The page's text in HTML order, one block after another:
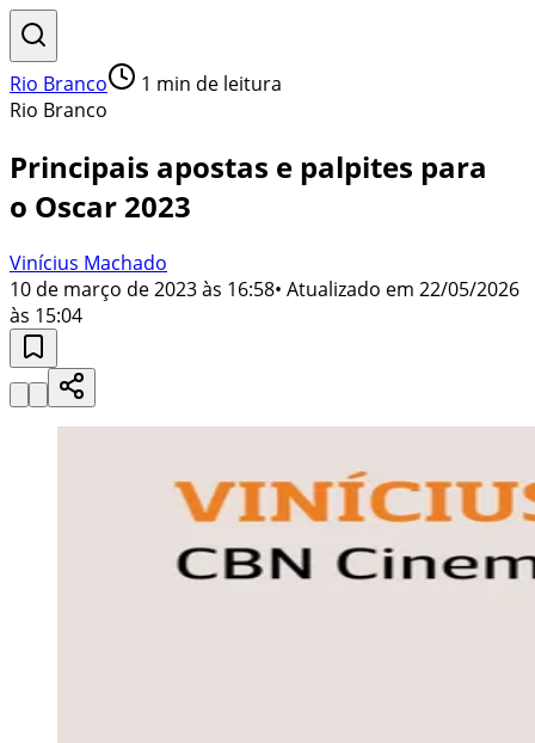
Rio Branco 1 min de leitura
Rio Branco
Principais apostas e palpites para
o Oscar 2023
Vinícius Machado
10 de março de 2023 às 16:58• Atualizado em 22/05/2026
às 15:04